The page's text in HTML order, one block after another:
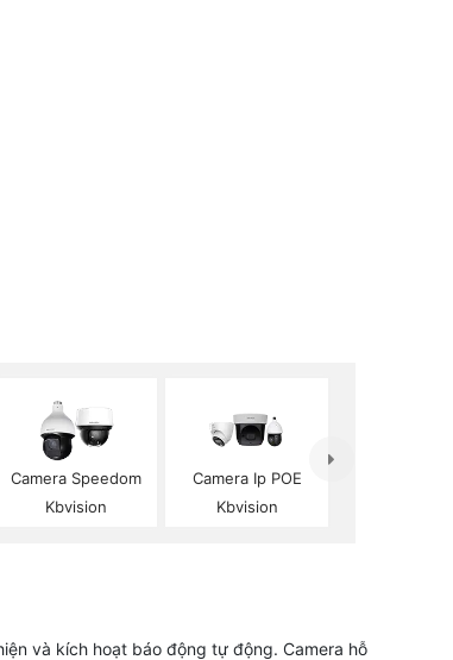
Camera Speedom
Kbvision
Camera Ip POE
Kbvision
và kích hoạt báo động tự động. Camera hỗ